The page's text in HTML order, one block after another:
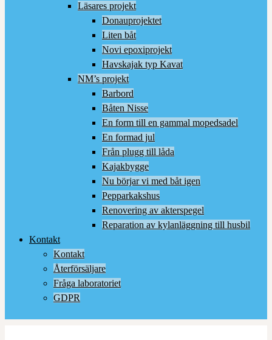
Läsares projekt
Donauprojektet
Liten båt
Novi epoxiprojekt
Havskajak typ Kavat
NM’s projekt
Barbord
Båten Nisse
En form till en gammal mopedsadel
En formad jul
Från plugg till låda
Kajakbygge
Nu börjar vi med båt igen
Pepparkakshus
Renovering av akterspegel
Reparation av kylanläggning till husbil
Kontakt
Kontakt
Återförsäljare
Fråga laboratoriet
GDPR